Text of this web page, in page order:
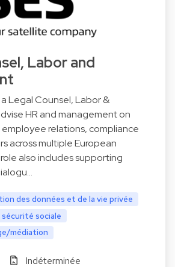
Labor and
Legal Counsel, Labor &
HR and management on
relations, compliance
across multiple European
also includes supporting
des données et de la vie privée
sociale
médiation
Indéterminée